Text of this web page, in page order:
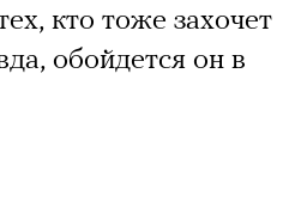
кто тоже захочет
обойдется он в